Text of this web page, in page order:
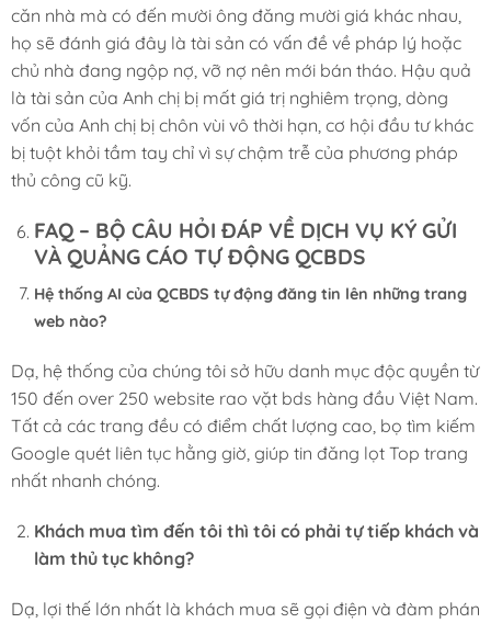
căn nhà mà có đến mười ông đăng mười giá khác nhau,
họ sẽ đánh giá đây là tài sản có vấn đề về pháp lý hoặc
chủ nhà đang ngộp nợ, vỡ nợ nên mới bán tháo. Hậu quả
là tài sản của Anh chị bị mất giá trị nghiêm trọng, dòng
vốn của Anh chị bị chôn vùi vô thời hạn, cơ hội đầu tư khác
bị tuột khỏi tầm tay chỉ vì sự chậm trễ của phương pháp
thủ công cũ kỹ.
FAQ – BỘ CÂU HỎI ĐÁP VỀ DỊCH VỤ KÝ GỬI
VÀ QUẢNG CÁO TỰ ĐỘNG QCBDS
Hệ thống AI của QCBDS tự động đăng tin lên những trang
web nào?
Dạ, hệ thống của chúng tôi sở hữu danh mục độc quyền từ
150 đến over 250 website rao vặt bds hàng đầu Việt Nam.
Tất cả các trang đều có điểm chất lượng cao, bọ tìm kiếm
Google quét liên tục hằng giờ, giúp tin đăng lọt Top trang
nhất nhanh chóng.
Khách mua tìm đến tôi thì tôi có phải tự tiếp khách và
làm thủ tục không?
Dạ, lợi thế lớn nhất là khách mua sẽ gọi điện và đàm phán